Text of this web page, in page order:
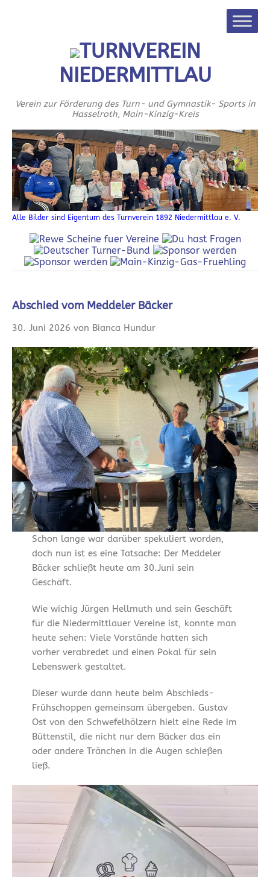
TURNVEREIN
NIEDERMITTLAU
Verein zur Förderung des Turn- und Gymnastik- Sports in
Hasselroth, Main-Kinzig-Kreis
Alle Bilder sind Eigentum des Turnverein 1892 Niedermittlau e. V.
Abschied vom Meddeler Bäcker
30. Juni 2026 von Bianca Hundur
Schon lange war darüber spekuliert worden,
doch nun ist es eine Tatsache: Der Meddeler
Bäcker schließt heute am 30.Juni sein
Geschäft.
Wie wichig Jürgen Hellmuth und sein Geschäft
für die Niedermittlauer Vereine ist, konnte man
heute sehen: Viele Vorstände hatten sich
vorher verabredet und einen Pokal für sein
Lebenswerk gestaltet.
Dieser wurde dann heute beim Abschieds-
Frühschoppen gemeinsam übergeben. Gustav
Ost von den Schwefelhölzern hielt eine Rede im
Büttenstil, die nicht nur dem Bäcker das ein
oder andere Tränchen in die Augen schießen
ließ.